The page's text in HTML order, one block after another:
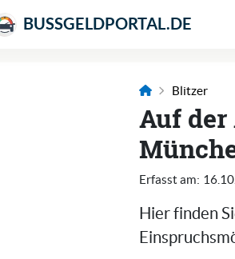
BUSSGELDPORTAL.DE
Blitzer
Auf
Erfasst am:
Hier finden